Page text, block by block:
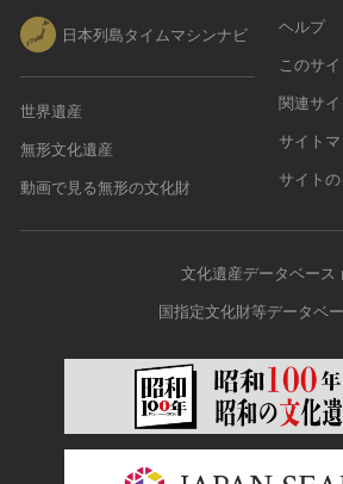
日本列島タイムマシンナビ
世界遺産
無形文化遺産
動画で見る無形の文化財
ヘルプ
このサ
関連サ
サイト
サイト
文化遺産データベース
国指定文化財等データベ